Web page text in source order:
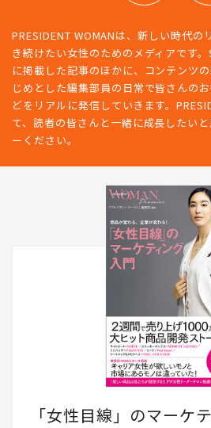
PRESIDENT WOMANは、新しい時代
き続けたい女性のためのメディアです
に掲載した記事のほかに、コンテンツ
じめとした編集部員の日常で皆さんの
どをリアルに発信していきます。
て、読者の皆さんと一緒に成長したい
ーください。
「女性目線」のマーケ